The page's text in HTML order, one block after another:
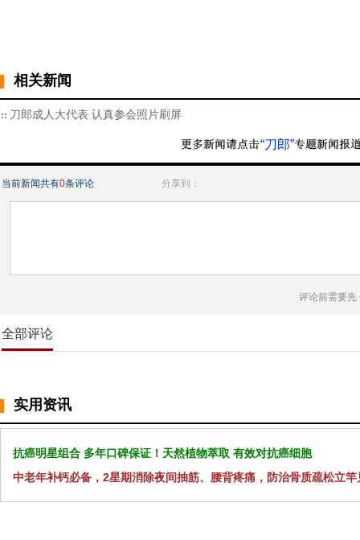
相关新闻
刀郎成人大代表 认真参会照片刷屏
“刀郎”
当前新闻共有0条评论 分享到：
评论前需要先
全部评论
实用资讯
抗癌明星组合 多年口碑保证！天然植物萃取 有效对抗癌细胞
中老年补钙必备，2星期消除夜间抽筋、腰背疼痛，防治骨质疏松立竿